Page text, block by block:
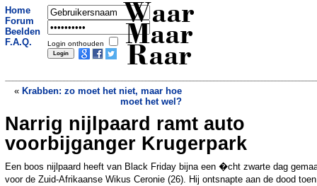
Home
Forum
Beelden
F.A.Q.
Login onthouden
Waar
Maar
Raar
« Krabben: zo moet het niet, maar hoe
moet het wel?
Waarom ruik je jezelf niet?
Narrig nijlpaard ramt auto
voorbijganger Krugerpark
Een boos nijlpaard heeft van Black Friday bijna een �cht zwarte dag
voor de Zuid-Afrikaanse Wikus Ceronie (26). Hij ontsnapte aan de dood